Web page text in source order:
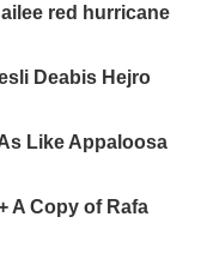
red hurricane
Deabis Hejro
Like Appaloosa
A Copy of Rafa